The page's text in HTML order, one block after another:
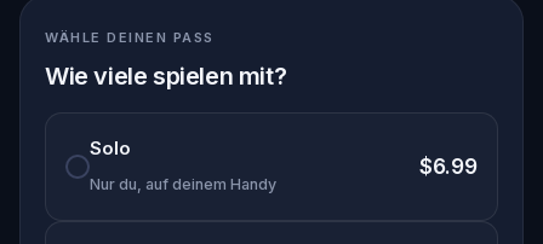
🎵Enjoy original new songs, in the theme of Oz,
specially created for this game, available in the
app and on-demand when you get home.
🌈 Follow clues to uncover each new location and
discover (or rediscover) places around town in a
whole new light.
🎁 Get rewarded with special gifts for your
WÄHLE DEINEN PASS
Wie viele spielen mit?
Solo
Nur du, auf deinem Handy
$6.99